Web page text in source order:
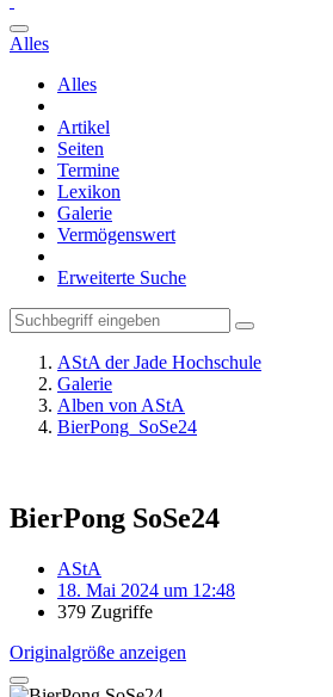
Alles
Alles
Artikel
Seiten
Termine
Lexikon
Galerie
Vermögenswert
Erweiterte Suche
AStA der Jade Hochschule
Galerie
Alben von AStA
BierPong_SoSe24
BierPong SoSe24
AStA
18. Mai 2024 um 12:48
379 Zugriffe
Originalgröße anzeigen